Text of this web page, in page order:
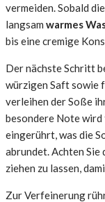
vermeiden. Sobald
langsam warmes
bis eine cremige
Der nächste Schritt
würzigen Saft sowie
verleihen der Soße
besondere Note
eingerührt, was die
abrundet. Achten
ziehen zu lassen,
Zur Verfeinerung